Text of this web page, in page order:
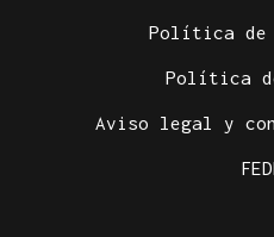
Política de
Política
Aviso legal y